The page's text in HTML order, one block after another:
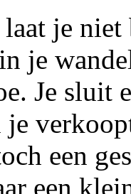
je
je
Je sluit
je
een
een